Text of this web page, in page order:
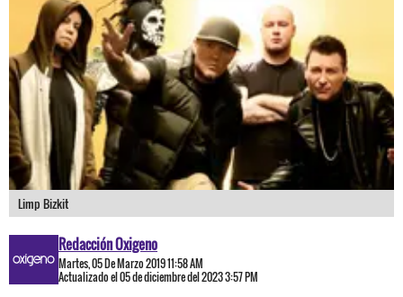
Limp Bizkit
Redacción Oxigeno
Martes, 05 De Marzo 2019 11:58 AM
Actualizado el 05 de diciembre del 2023 3:57 PM